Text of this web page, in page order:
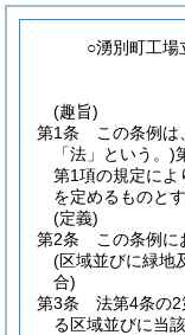
○湧別町工場
(趣旨)
第1条
この条例
「法」という。)
第1項の規定によ
を定めるものとす
(定義)
第2条
この条例に
(区域並びに緑地
合)
第3条
法第4条の
る区域並びに当